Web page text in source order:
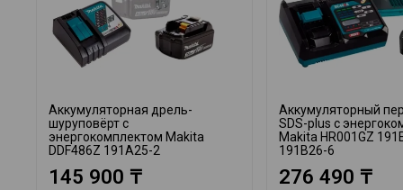
Аккумуляторная дрель-
шуруповёрт с
энергокомплектом Makita
DDF486Z 191A25-2
145 900 ₸
Аккумуляторный
SDS-plus с
Makita HR001GZ
191B26-6
276 490 ₸